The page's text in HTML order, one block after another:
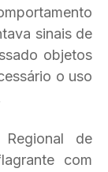
sinais de
objetos
o uso
de
com